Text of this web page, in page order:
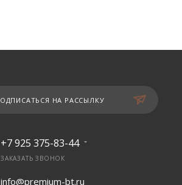
НА РАССЫЛКУ
+7 925 375-83-44
ЗАКАЗАТЬ ЗВОНОК
info@premium-bt.ru